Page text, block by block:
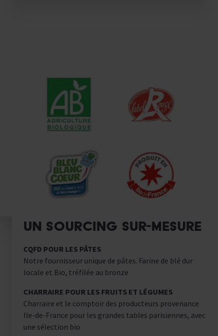
UN SOURCING SUR-MESURE
CQFD POUR LES PÂTES
Notre fournisseur unique de pâtes. Farine de blé dur
locale et Bio, tréfilée au bronze
CHARRAIRE POUR LES FRUITS ET LÉGUMES
Charraire et le comptoir des producteurs provenance
Ile-de-France pour les grandes tables parisiennes, avec
une sélection bio